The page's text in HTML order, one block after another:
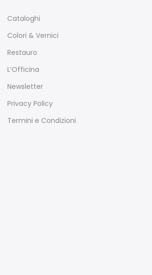
Cataloghi
Colori & Vernici
Restauro
L’Officina
Newsletter
Privacy Policy
Termini e Condizioni